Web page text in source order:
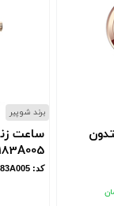
برند شوپیر
ساعت
کد: L183A005